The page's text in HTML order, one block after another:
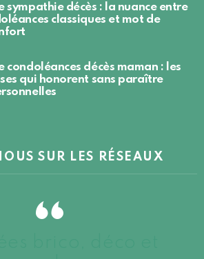
sympathie décès : la nuance entre
classiques et mot de
condoléances décès maman : les
qui honorent sans paraître
SUR LES RÉSEAUX